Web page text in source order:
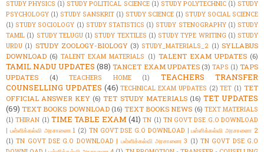
STUDY PHYSICS (1) STUDY POLITICAL SCIENCE (1) STUDY POLYTECHNIC (1) STUDY
PSYCHOLOGY (1) STUDY SANSKRIT (1) STUDY SCIENCE (1) STUDY SOCIAL SCIENCE
(1) STUDY SOCIOLOGY (1) STUDY STATISTICS (1) STUDY STENOGRAPHY (1) STUDY
TAMIL (1) STUDY TELUGU (1) STUDY TEXTILES (1) STUDY TYPE WRITING (1) STUDY
URDU (1) STUDY ZOOLOGY-BIOLOGY (3) STUDY_MATERIALS_2 (1) SYLLABUS
DOWNLOAD (6) TALENT EXAM MATERIALS (1) TALENT EXAM UPDATES (6)
TAMIL NADU UPDATES (88) TANCET EXAM UPDATES (3) TAPS (1) TAPS
UPDATES
(4) TEACHERS HOME (1)
TEACHERS TRANSFER
COUNSELLING UPDATES (46) TECHNICAL EXAM UPDATES (2) TET (1) TET
OFFICIAL ANSWER KEY (6) TET STUDY MATERIALS (16) TET UPDATES
(69) TEXT BOOKS DOWNLOAD (16) TEXT BOOKS NEWS (6) TEXT MATERIALS
(1) THIRAN (1) TIME TABLE EXAM (41) TN (1) TN GOVT DSE G.O DOWNLOAD
| பள்ளிக்கல்வி அரசாணை 1 (2) TN GOVT DSE G.O DOWNLOAD | பள்ளிக்கல்வி அரசாணை 2
(1) TN GOVT DSE G.O DOWNLOAD | பள்ளிக்கல்வி அரசாணை 3 (1) TN GOVT DSE G.O